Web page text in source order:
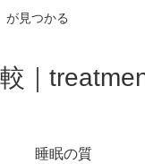
が見つかる
｜
睡眠の質